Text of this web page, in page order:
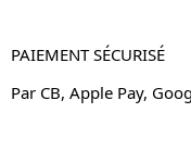
PAIEMENT SÉCURISÉ
Par CB, Apple Pay,